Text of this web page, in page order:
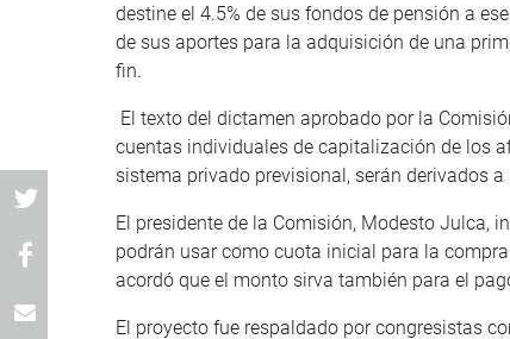
destine el 4.5% de sus fondos de pensión a
de sus aportes para la adquisición de una
fin.
El texto del dictamen aprobado por la
cuentas individuales de capitalización de los
sistema privado previsional, serán derivados
El presidente de la Comisión, Modesto Julca,
podrán usar como cuota inicial para la
acordó que el monto sirva también para el
El proyecto fue respaldado por congresistas